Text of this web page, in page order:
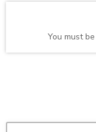
You must